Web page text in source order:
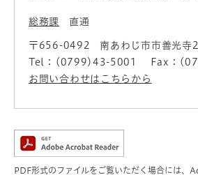
総務課 直通
〒656-0492
南あわじ市市善光寺
Tel：(0799)43-5001
Fax：
お問い合わせはこちらから
PDF形式のファイルをご覧いただく場合には